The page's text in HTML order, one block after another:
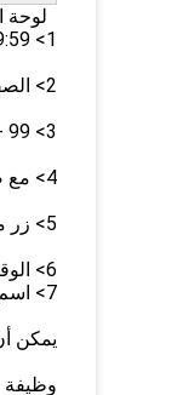
لوحة
1> GAME TIME: Minute: Second 00:00 ~ 99:59 (يمكن أيضًا أن تكون ساعة التوقيت)
2> الصفحة الرئيسية: 00 - 99 للتغيير عن طريق أزرار تحكم مربع.
3> GUEST: 00 - 99 للتغيير بواسطة أزرار "مربع التحكم".
4> مع صفارات الإنذار: يمكن أن يبدو عندما يحين الوقت ليكون الصفر.
5> زر مسح: مسح جميع الأرقام لتكون الصفر وبدء لعبة جديدة.
6> الوقت يمكن أن يكون العد التنازلي والعد.
7> اسم الفريق: أدخل حرف A -Z لكل اسم للفريق. كل اسم يمكن عرض 12 رسائل.
يمكن
وظيفة